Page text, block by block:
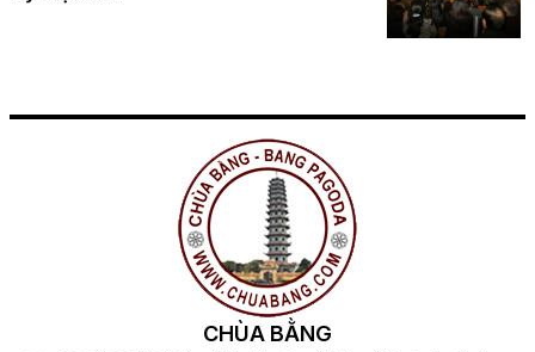
CHÙA BẰNG